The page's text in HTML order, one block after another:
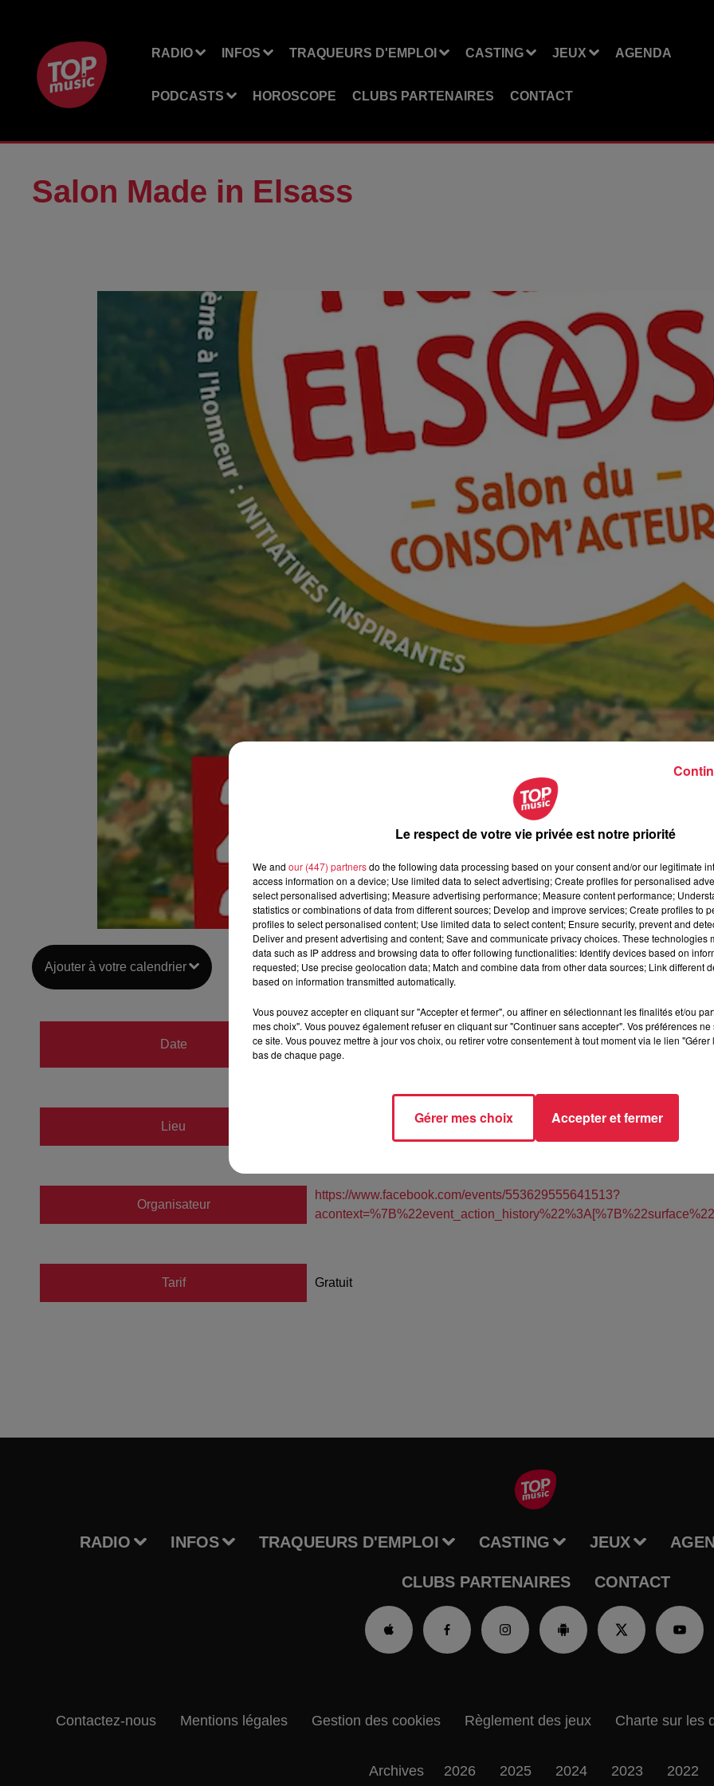
RADIO INFOS TRAQUEURS D'EMPLOI CASTING JEUX AGENDA
PODCASTS HOROSCOPE CLUBS PARTENAIRES CONTACT
Salon Made in Elsass
Ajouter à votre calendrier
Date
du25 septembre 2021 à 0h00
au26 septembre 2021 à 0h00
Lieu
Organisateur
https://www.facebook.com/events/553629555641513?
Tarif Gratuit
RADIO INFOS TRAQUEURS D'EMPLOI CASTING JEUX
CLUBS PARTENAIRES CONTACT
Contactez-nous Mentions légales Gestion des cookies Règlement des jeux Charte sur les
Archives 2026 2025 2024 2023 2022
Le respect de votre vie privée est notre priorité
We and our (447) partnersdo the following data processing based on your consent and/or our legitimate
access information on a device; Use limited data to select advertising; Create profiles for personalised
select personalised advertising; Measure advertising performance; Measure content performance;
statistics or combinations of data from different sources; Develop and improve services; Create profiles to
profiles to select personalised content; Use limited data to select content; Ensure security, prevent and
Deliver and present advertising and content; Save and communicate privacy choices. These technologies
data such as IP address and browsing data to offer following functionalities: Identify devices based on
requested; Use precise geolocation data; Match and combine data from other data sources; Link different
based on information transmitted automatically.
Vous pouvez accepter en cliquant sur "Accepter et fermer", ou affiner en sélectionnant les finalités et/ou
mes choix". Vous pouvez également refuser en cliquant sur "Continuer sans accepter". Vos préférences
ce site. Vous pouvez mettre à jour vos choix, ou retirer votre consentement à tout moment via le lien
bas de chaque page.
Gérer mes choix Accepter et fermer